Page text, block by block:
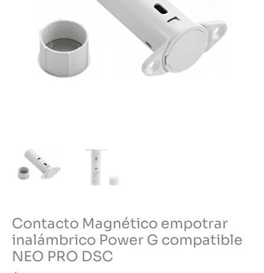
Contacto Magnético empotrar
inalámbrico Power G compatible
NEO PRO DSC